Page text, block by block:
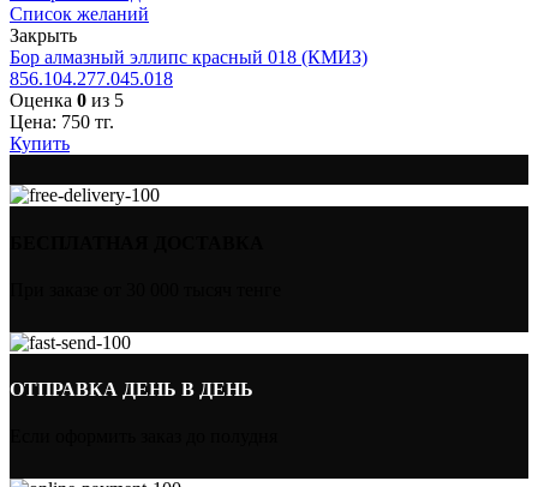
Список желаний
Закрыть
Бор алмазный эллипс красный 018 (КМИЗ)
856.104.277.045.018
Оценка 0 из 5
Цена: 750 тг.
Купить
ОТПРАВКА ДЕНЬ В ДЕНЬ